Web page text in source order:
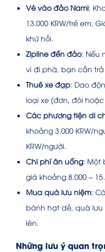
Vé vào đảo Nami:
13.000 KRW/trẻ em.
khứ hồi.
Zipline đến đảo: Nếu
vì đi phà, bạn cần trả
Thuê xe đạp: Dao
loại xe (đơn, đôi
Các phương tiện di
khoảng 3.000 KRW/
KRW/người.
Chi phí ăn uống: Một
giá khoảng 8.000 –
Mua quà lưu niệm:
bánh hạt dẻ, quà lưu
lên.
Những lưu ý quan